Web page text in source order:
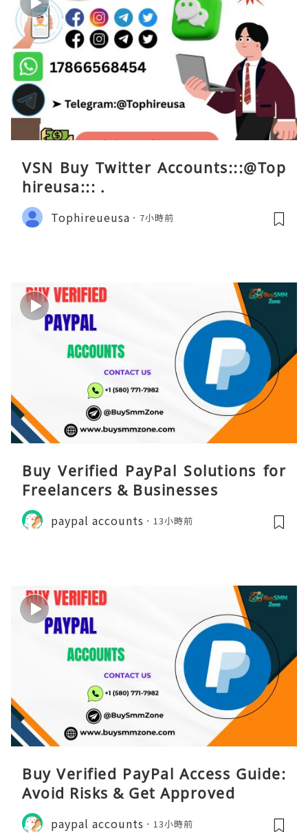
VSN Buy Twitter Accounts:::@Top
hireusa::: .
Tophireueusa 7小時前
Buy Verified PayPal Solutions for
Freelancers & Businesses
paypal accounts 13小時前
Buy Verified PayPal Access Guide:
Avoid Risks & Get Approved
paypal accounts 13小時前